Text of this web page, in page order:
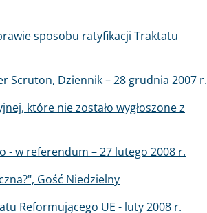
sposobu ratyfikacji Traktatu
Scruton, Dziennik – 28 grudnia 2007 r.
które nie zostało wygłoszone z
- w referendum – 27 lutego 2008 r.
Gość Niedzielny
Reformującego UE - luty 2008 r.